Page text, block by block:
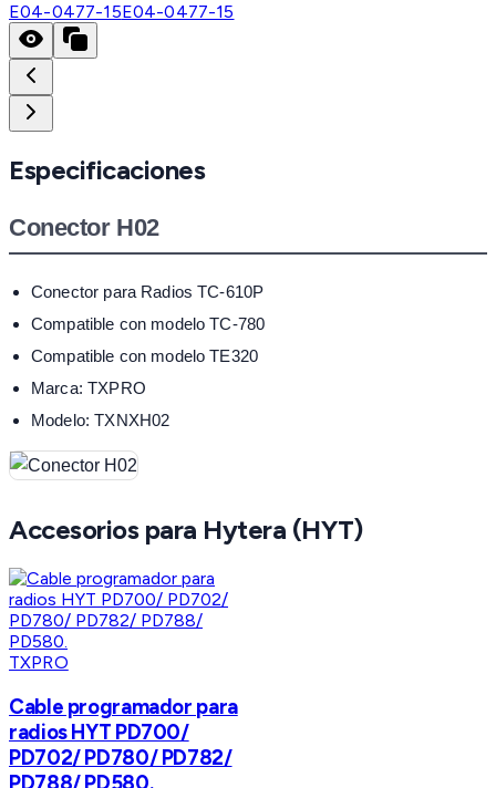
E04-0477-15E04-0477-15
Especificaciones
Conector H02
Conector para Radios TC-610P
Compatible con modelo TC-780
Compatible con modelo TE320
Marca: TXPRO
Modelo: TXNXH02
Accesorios para Hytera (HYT)
TXPRO
Cable programador para
radios HYT PD700/
PD702/ PD780/ PD782/
PD788/ PD580.